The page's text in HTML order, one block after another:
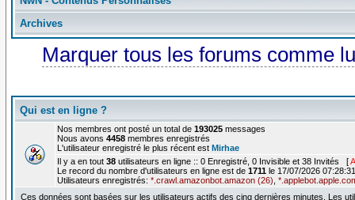
Archives
Marquer tous les forums comme
Qui est en ligne ?
Nos membres ont posté un total de 193025messages
Nous avons 4458membres enregistrés
L'utilisateur enregistré le plus récent est Mirhae
Il y a en tout 38utilisateurs en ligne :: 0 Enregistré, 0 Invisible et 38 Invités [
Le record du nombre d'utilisateurs en ligne est de 1711le 17/07/2026 07:28:31
Utilisateurs enregistrés: *.crawl.amazonbot.amazon (26)
Ces données sont basées sur les utilisateurs actifs des cinq dernières minutes. Les